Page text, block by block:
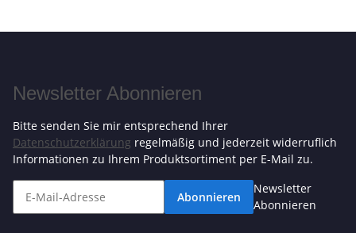
Newsletter Abonnieren
Bitte senden Sie mir entsprechend Ihrer
Datenschutzerklärung regelmäßig und jederzeit widerruflich
Informationen zu Ihrem Produktsortiment per E-Mail zu.
Abonnieren
Newsletter
Abonnieren